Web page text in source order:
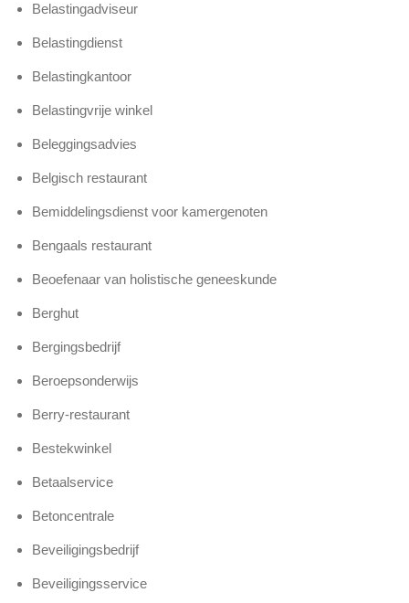
Belastingadviseur
Belastingdienst
Belastingkantoor
Belastingvrije winkel
Beleggingsadvies
Belgisch restaurant
Bemiddelingsdienst voor kamergenoten
Bengaals restaurant
Beoefenaar van holistische geneeskunde
Berghut
Bergingsbedrijf
Beroepsonderwijs
Berry-restaurant
Bestekwinkel
Betaalservice
Betoncentrale
Beveiligingsbedrijf
Beveiligingsservice